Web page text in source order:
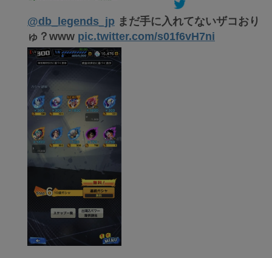
@db_legends_jp まだ手に入れてないザコおり
ゅ？www pic.twitter.com/s01f6vH7ni